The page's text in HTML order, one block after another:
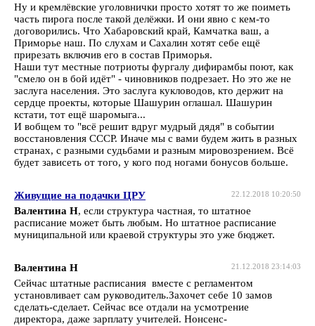
Ну и кремлёвские уголовнички просто хотят то же поиметь
часть пирога после такой делёжки. И они явно с кем-то
договорились. Что Хабаровский край, Камчатка ваш, а
Приморье наш. По слухам и Сахалин хотят себе ещё
прирезать включив его в состав Приморья.
Наши тут местные потриоты фургалу дифирамбы поют, как
"смело он в бой идёт" - чиновников подрезает. Но это же не
заслуга населения. Это заслуга кукловодов, кто держит на
сердце проекты, которые Шашурин оглашал. Шашурин
кстати, тот ещё шаромыга...
И вобщем то "всё решит вдруг мудрый дядя" в событии
восстановления СССР. Иначе мы с вами будем жить в разных
странах, с разными судьбами и разным мировозрением. Всё
будет зависеть от того, у кого под ногами бонусов больше.
22.12.2018 10:20:50
Живущие на подачки ЦРУ
Валентина Н, если структура частная, то штатное
расписание может быть любым. Но штатное расписание
муниципальной или краевой структуры это уже бюджет.
21.12.2018 23:14:03
Валентина Н
Сейчас штатные расписания вместе с регламентом
установливает сам руководитель.Захочет себе 10 замов
сделать-сделает. Сейчас все отдали на усмотрение
директора, даже зарплату учителей. Нонсенс-